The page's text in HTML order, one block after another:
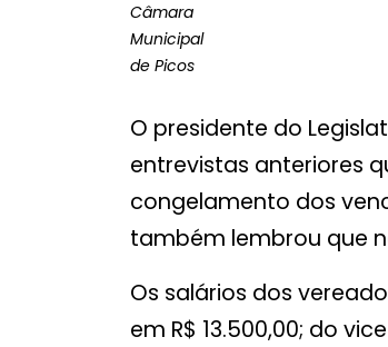
Câmara
Municipal
de Picos
O presidente do
entrevistas anteriores
congelamento dos
também lembrou que
Os salários dos
em R$ 13.500,00; do